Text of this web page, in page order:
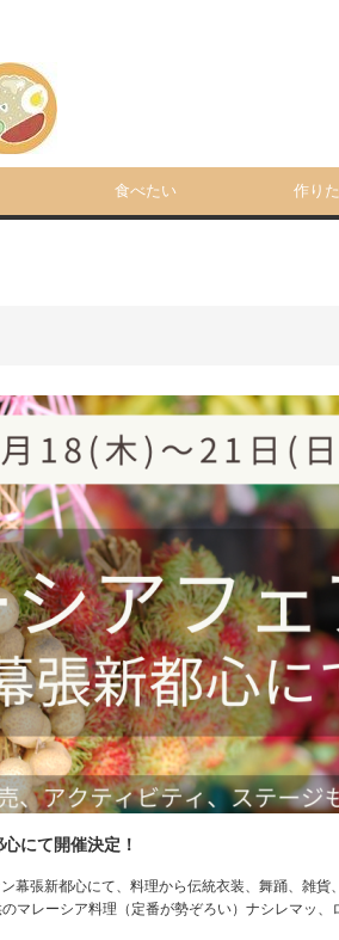
食べたい 作り
にて開催決定！
幕張新都心にて、料理から伝統衣装、舞踊、雑貨
マレーシア料理（定番が勢ぞろい）ナシレマッ、